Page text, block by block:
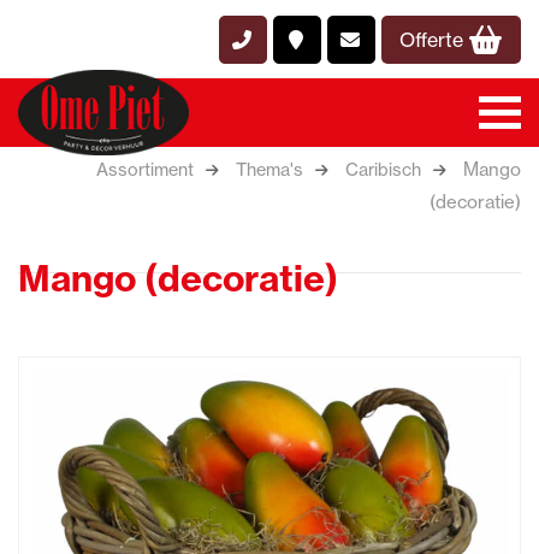
Offerte
Assortiment Thema's Caribisch
Mango
(decoratie)
Mango (decoratie)